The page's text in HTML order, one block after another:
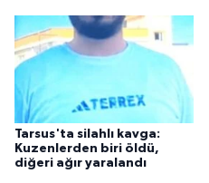
Tarsus'ta silahlı kavga:
Kuzenlerden biri öldü,
diğeri ağır yaralandı